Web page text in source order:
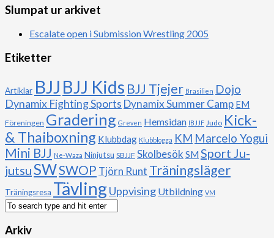
Slumpat ur arkivet
Escalate open i Submission Wrestling 2005
Etiketter
Artiklar BJJ BJJ Kids BJJ Tjejer Brasilien Dojo
Dynamix Fighting Sports Dynamix Summer Camp EM
Föreningen Gradering Greven Hemsidan IBJJF Judo Kick-
& Thaiboxning Klubbdag Klubblogga KM Marcelo Yogui
Mini BJJ Ne-Waza Ninjutsu SBJJF Skolbesök SM Sport Ju-
jutsuSWSWOP Tjörn Runt Träningsläger
Träningsresa TävlingUppvising Utbildning VM
Arkiv